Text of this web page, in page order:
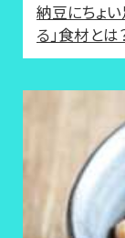
納豆にちょ
る」食材とは